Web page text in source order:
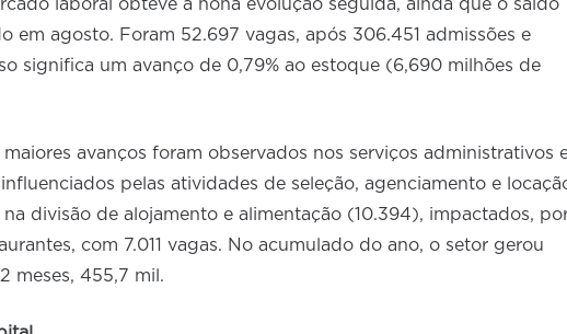
laboral obteve a nona evolução seguida, ainda que o saldo
em agosto. Foram 52.697 vagas, após 306.451 admissões e
significa um avanço de 0,79% ao estoque (6,690 milhões de
avanços foram observados nos serviços administrativos
pelas atividades de seleção, agenciamento e
divisão de alojamento e alimentação (10.394), impactados,
com 7.011 vagas. No acumulado do ano, o setor gerou
meses, 455,7 mil.